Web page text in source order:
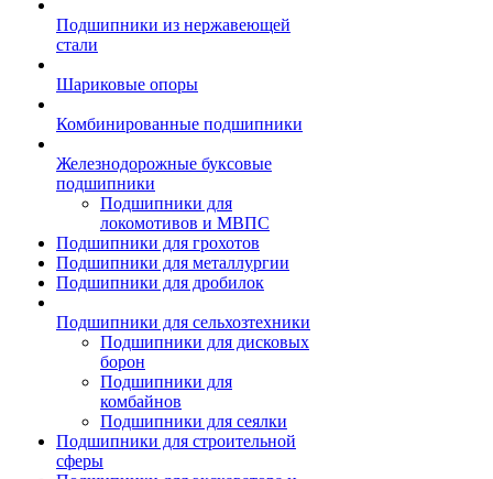
Подшипники из нержавеющей
стали
Шариковые опоры
Комбинированные подшипники
Железнодорожные буксовые
подшипники
Подшипники для
локомотивов и МВПС
Подшипники для грохотов
Подшипники для металлургии
Подшипники для дробилок
Подшипники для сельхозтехники
Подшипники для дисковых
борон
Подшипники для
комбайнов
Подшипники для сеялки
Подшипники для строительной
сферы